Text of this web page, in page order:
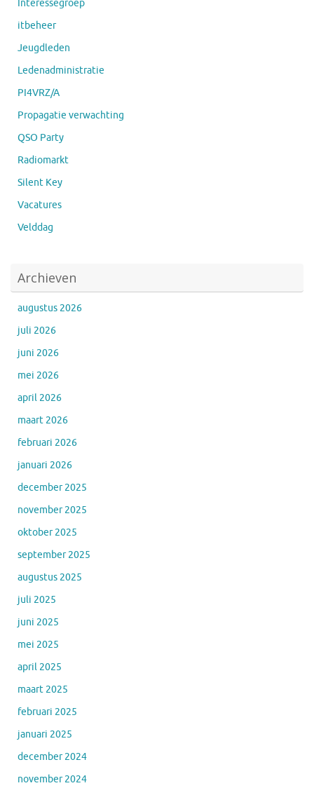
Interessegroep
itbeheer
Jeugdleden
Ledenadministratie
PI4VRZ/A
Propagatie verwachting
QSO Party
Radiomarkt
Silent Key
Vacatures
Velddag
Archieven
augustus 2026
juli 2026
juni 2026
mei 2026
april 2026
maart 2026
februari 2026
januari 2026
december 2025
november 2025
oktober 2025
september 2025
augustus 2025
juli 2025
juni 2025
mei 2025
april 2025
maart 2025
februari 2025
januari 2025
december 2024
november 2024